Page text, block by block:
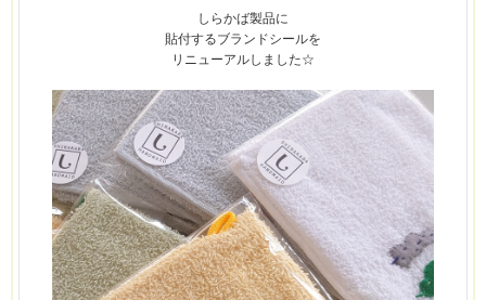
しらかば製品に
貼付するブランドシールを
リニューアルしました☆